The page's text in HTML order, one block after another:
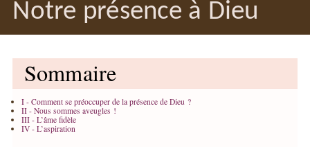
Notre présence à Dieu
Sommaire
I - Comment se préoccuper de la présence de Dieu ?
II - Nous sommes aveugles !
III - L’âme fidèle
IV - L’aspiration